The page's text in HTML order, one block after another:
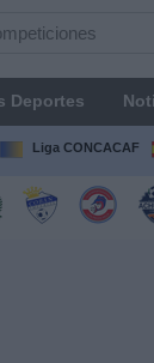
Deportes
Liga CONCACAF